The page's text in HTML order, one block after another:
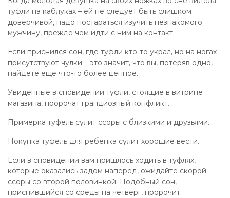
туфли на каблуках – ей не следует быть слишком
доверчивой, надо постараться изучить незнакомого
мужчину, прежде чем идти с ним на контакт.
Если приснился сон, где туфли кто-то украл, но на ногах
присутствуют чулки – это значит, что вы, потеряв одно,
найдете еще что-то более ценное.
Увиденные в сновидении туфли, стоящие в витрине
магазина, пророчат грандиозный конфликт.
Примерка туфель сулит ссоры с близкими и друзьями.
Покупка туфель для ребенка сулит хорошие вести.
Если в сновидении вам пришлось ходить в туфлях,
которые оказались задом наперед, ожидайте скорой
ссоры со второй половинкой. Подобный сон,
приснившийся со среды на четверг, пророчит